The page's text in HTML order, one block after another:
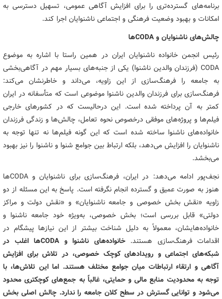
برنامه‌های گسترده‌تری را برای افزایش آگاهی عمومی، تسهیل دسترسی به
امکانات و بهبود وضعیت فرهنگی و اجتماعی ناشنوایان اجرا کند.
چالش‌های ناشنوایان و CODAها
رئیس انجمن خانواده ناشنوایان ایران در همین راستا با اشاره به موضوع
CODA (فرزندان والدین ناشنوا) یکی از جنبه‌های بسیار مهم در آگاهی‌بخشی
به جامعه را فرهنگ‌سازی از این زاویه، می‌داند و خاطرنشان می‌کند:
فرهنگ‌سازی برای فرزندان والدین ناشنوا موضوعی است که متأسفانه در ایران
کمتر به آن پرداخته شده است. این درحالیست که در کشورهای خارجی
فیلم‌ها و پروژه‌های موفقی درخصوص نحوه تعامل، چالش‌ها و زندگی فرزندان
خانواده‌های ناشنوا ساخته شده‌ است که این گونه فیلم‌ها نه تنها توجه به
ناشنوایان را افزایش می‌دهد، بلکه ارتباط بین جوامع شنوا و ناشنوا را نیز بهبود
می‌بخشد.
نجف‌پور ادامه می‌دهد: در ایران، فرهنگ‌سازی برای ناشنوایان و CODAها
هنوز به صورت عمیق و گسترده انجام نگرفته است. پاسخ به این مسئله از دو
زاویه «نقش بخش خصوصی و جامعه ناشنوایان» و «نقش دولت و مراکز
دولتی» قابل بررسی است؛ بخش خصوصی، به‌ویژه خود جامعه ناشنوا و
خانواده‌هایشان، معمولاً به دلیل شناخت بیشتر از این نیازها پیشگام در
اقدامات فرهنگ‌سازی هستند.
خانواده‌های ناشنوا و CODAها اغلب در
شبکه‌های اجتماعی و رویدادهای کوچک خصوصی، در تلاش برای افزایش
آگاهی و ارتقاء ارتباطات میان جوامع مختلف هستند. اما این تلاش‌ها، با
توجه به محدودیت منابع مالی و حمایتی، غالباً به جمع‌های کوچکتری محدود
می‌شود و توانایی گسترش در سطح کلان جامعه را ندارد. چالش اصلی بخش